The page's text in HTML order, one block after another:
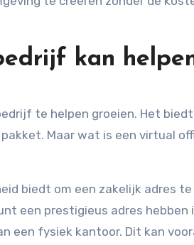
kan
te helpen groeien. Het
Maar wat is een virtual
biedt om een zakelijk adres
een prestigieus adres hebben
een fysiek kantoor. Dit kan